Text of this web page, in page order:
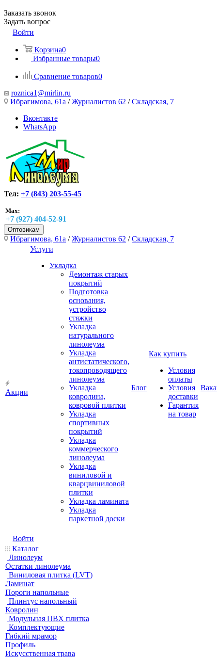
Заказать звонок
Задать вопрос
Войти
Корзина0
Избранные товары0
Сравнение товаров0
roznica1@mirlin.ru
Ибрагимова, 61а /Журналистов 62 /Складская, 7
Вконтакте
WhatsApp
Тел: +7 (843) 203-55-45
Max:
+7 (927) 404-52-91
Оптовикам
Ибрагимова, 61а /Журналистов 62 /Складская, 7
Акции
Услуги
Укладка
Демонтаж старых
покрытий
Подготовка
основания,
устройство
стяжки
Укладка
натурального
линолеума
Укладка
антистатического,
токопроводящего
линолеума
Укладка
ковролина,
ковровой плитки
Укладка
спортивных
покрытий
Укладка
коммерческого
линолеума
Укладка
виниловой и
кварцвиниловой
плитки
Укладка ламината
Укладка
паркетной доски
Блог
Как купить
Условия
оплаты
Условия
доставки
Гарантия
на товар
Войти
Каталог
Линолеум
Остатки линолеума
Виниловая плитка (LVT)
Ламинат
Пороги напольные
Плинтус напольный
Ковролин
Модульная ПВХ плитка
Комплектующие
Гибкий мрамор
Профиль
Искусственная трава